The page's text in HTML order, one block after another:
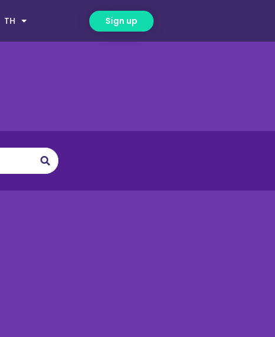
TH Sign up